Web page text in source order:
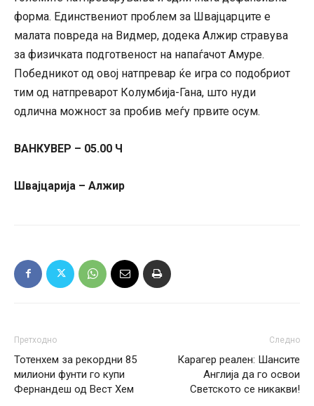
форма. Единствениот проблем за Швајцарците е
малата повреда на Видмер, додека Алжир стравува
за физичката подготвеност на напаѓачот Амуре.
Победникот од овој натпревар ќе игра со подобриот
тим од натпреварот Колумбија-Гана, што нуди
одлична можност за пробив меѓу првите осум.
ВАНКУВЕР – 05.00 Ч
Швајцарија – Алжир
Претходно
Тотенхем за рекордни 85
милиони фунти го купи
Фернандеш од Вест Хем
Следно
Карагер реален: Шансите
Англија да го освои
Светското се никакви!